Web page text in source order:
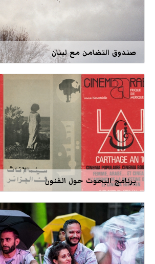
صندوق التضامن مع لبنان
برنامج البحوث حول الفنون